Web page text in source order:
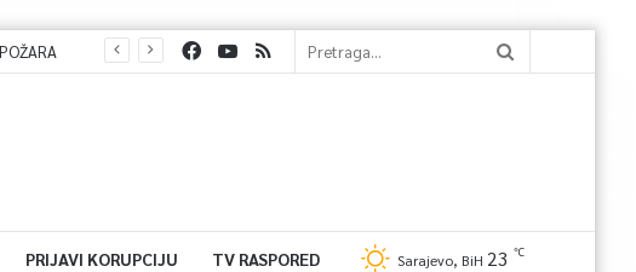
Dova za domovinu i zikir u Ratnoj džamiji: U sklopu manifestacije „Odbrana BiH – Igman 2026“ odana počast herojima
PRIJAVI KORUPCIJU TV RASPORED Sarajevo, BiH 23 ℃